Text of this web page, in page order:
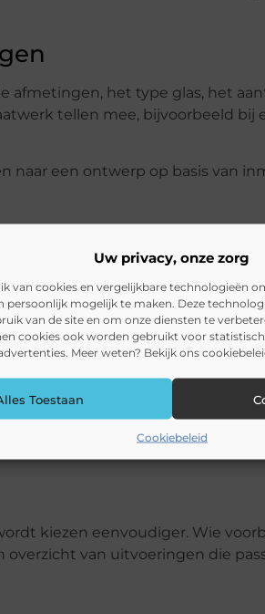
Uw privacy, onze zorg
van cookies en vergelijkbare technologieën
persoonlijk mogelijk te maken. Deze
van de site en om onze diensten te
cookies ook worden gebruikt voor
Meer weten? Bekijk ons
Toestaan
Cookiebeleid
afmetingen, het type glas, het
tellen mee, bijvoorbeeld bij
naar een ontwerp op basis van
risico s bij schade te beperken.
bij een terras op het zuiden.
voldoende.
kiezen eenvoudiger. Wie
overzicht van uitvoeringen die